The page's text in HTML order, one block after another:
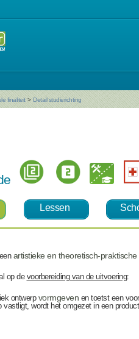
finaliteit > Detail studierichting
Lessen
artistieke en theoretisch-praktische
op de voorbereiding van de uitvoering:
ontwerpvormgeven en toetst een
vastligt, wordt het omgezet in een